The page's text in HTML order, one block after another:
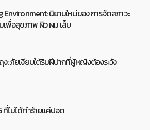
Environment: นิยามใหม่ของ การจัดสภาวะ
เพื่อสุขภาพ ผิว ผม เล็บ
: ภัยเงียบใต้ริมฝีปากที่ผู้หญิงต้องระวัง
ที่ไม่ได้ทำร้ายแค่ปอด